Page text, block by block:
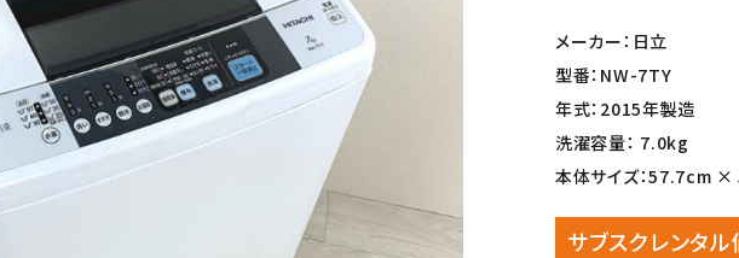
メーカー：日立
型番：NW-7TY
年式：2015年製造
洗濯容量： 7.0kg
本体サイズ：57.7cm
サブスクレンタ